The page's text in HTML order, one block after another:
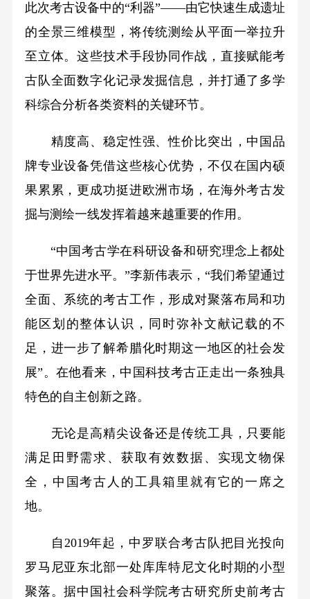
此次考古设备中的“利器”——由它快速生成遗址
的全景三维模型，将传统测绘从平面一举拉升
至立体。这些技术手段协同作战，直接赋能考
古队全面数字化记录发掘信息，并打通了多学
科综合分析各类资料的关键环节。
精度高、稳定性强、性价比突出，中国品
牌专业设备凭借这些核心优势，不仅在国内硕
果累累，更成功挺进欧洲市场，在海外考古发
掘与测绘一线发挥着越来越重要的作用。
“中国考古学在科研设备和研究理念上都处
于世界先进水平。”李新伟表示，“我们希望通过
全面、系统的考古工作，形成对聚落布局和功
能区划的整体认识，同时弥补文献记载的不
足，进一步了解希腊化时期这一地区的社会发
展”。在他看来，中国科技考古正走出一条独具
特色的自主创新之路。
无论是高精尖设备还是传统工具，只要能
满足田野需求、获取有效数据、实现文物保
全，中国考古人的工具箱里就有它的一席之
地。
自2019年起，中罗联合考古队把目光投向
罗马尼亚东北部一处库库特尼文化时期的小型
聚落。据中国社会科学院考古研究所史前考古